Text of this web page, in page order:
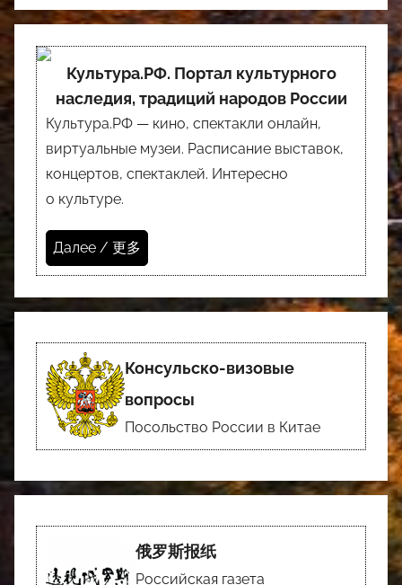
Культура.РФ. Портал культурного
наследия, традиций народов России
Культура.РФ — кино, спектакли онлайн,
виртуальные музеи. Расписание выставок,
концертов, спектаклей. Интересно
о культуре.
Далее / 更多
Консульско-визовые
вопросы
Посольство России в Китае
俄罗斯报纸
Российская газета